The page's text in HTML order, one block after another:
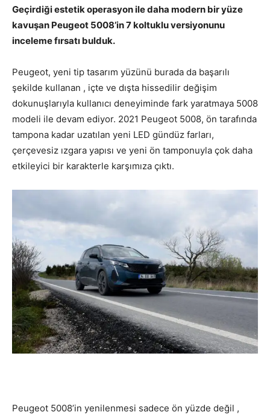
Geçirdiği estetik operasyon ile daha modern bir yüze
kavuşan Peugeot 5008’in 7 koltuklu versiyonunu
inceleme fırsatı bulduk.
Peugeot, yeni tip tasarım yüzünü burada da başarılı
şekilde kullanan , içte ve dışta hissedilir değişim
dokunuşlarıyla kullanıcı deneyiminde fark yaratmaya 5008
modeli ile devam ediyor. 2021 Peugeot 5008, ön tarafında
tampona kadar uzatılan yeni LED gündüz farları,
çerçevesiz ızgara yapısı ve yeni ön tamponuyla çok daha
etkileyici bir karakterle karşımıza çıktı.
Peugeot 5008’in yenilenmesi sadece ön yüzde değil ,